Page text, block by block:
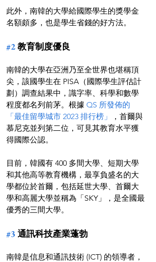
此外，南韓的大學給國際學生的獎學金
名額頗多，也是學生省錢的好方法。
#2 教育制度優良
南韓的大學在亞洲乃至全世界也堪稱頂
尖，該國學生在 PISA（國際學生評估計
劃）調查結果中，識字率、科學和數學
程度都名列前茅。根據 QS 所發佈的
「最佳留學城市 2023 排行榜」
，首爾與
慕尼克並列第二位，可見其教育水平獲
得國際公認。
目前，韓國有 400 多間大學、短期大學
和其他高等教育機構，最享負盛名的大
學都位於首爾，包括延世大學、首爾大
學和高麗大學並稱為「SKY」，是全國最
優秀的三間大學。
#3 通訊科技產業蓬勃
南韓是信息和通訊技術 (ICT) 的領導者，